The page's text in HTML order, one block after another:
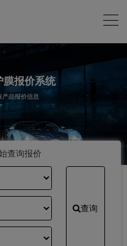
膜报价系统
品报价信息
查询报价
查询